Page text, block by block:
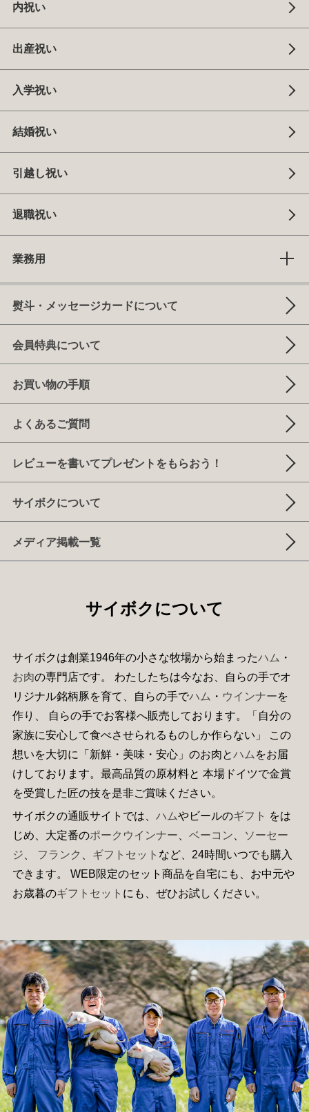
内祝い
出産祝い
入学祝い
結婚祝い
引越し祝い
退職祝い
業務用
熨斗・メッセージカードについて
会員特典について
お買い物の手順
よくあるご質問
レビューを書いてプレゼントをもらおう！
サイボクについて
メディア掲載一覧
サイボクについて
サイボクは創業1946年の小さな牧場から始まったハム ・
お肉の専門店です。 わたしたちは今なお、自らの手でオ
リジナル銘柄豚を育て、自らの手でハム ・ ウインナーを
作り、 自らの手でお客様へ販売しております。「自分の
家族に安心して食べさせられるものしか作らない」 この
想いを大切に「新鮮・美味・安心」のお肉とハム をお届
けしております。最高品質の原材料と 本場ドイツで金賞
を受賞した匠の技を是非ご賞味ください。
サイボクの通販サイトでは、 ハムやビールのギフト をは
じめ、大定番のポークウインナー ベーコン
ソーセー
ジ
フランク ギフトセット など、24時間いつでも購入
できます。 WEB限定のセット商品を自宅にも、お中元や
お歳暮のギフトセット にも、ぜひお試しください。